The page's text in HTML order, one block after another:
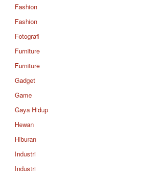
Fashion
Fashion
Fotografi
Furniture
Furniture
Gadget
Game
Gaya Hidup
Hewan
Hiburan
Industri
Industri